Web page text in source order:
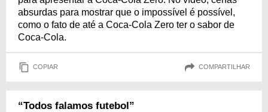
absurdas para mostrar que o impossível é possível,
como o fato de até a Coca-Cola Zero ter o sabor de
Coca-Cola.
COPIAR COMPARTILHAR
“Todos falamos futebol”